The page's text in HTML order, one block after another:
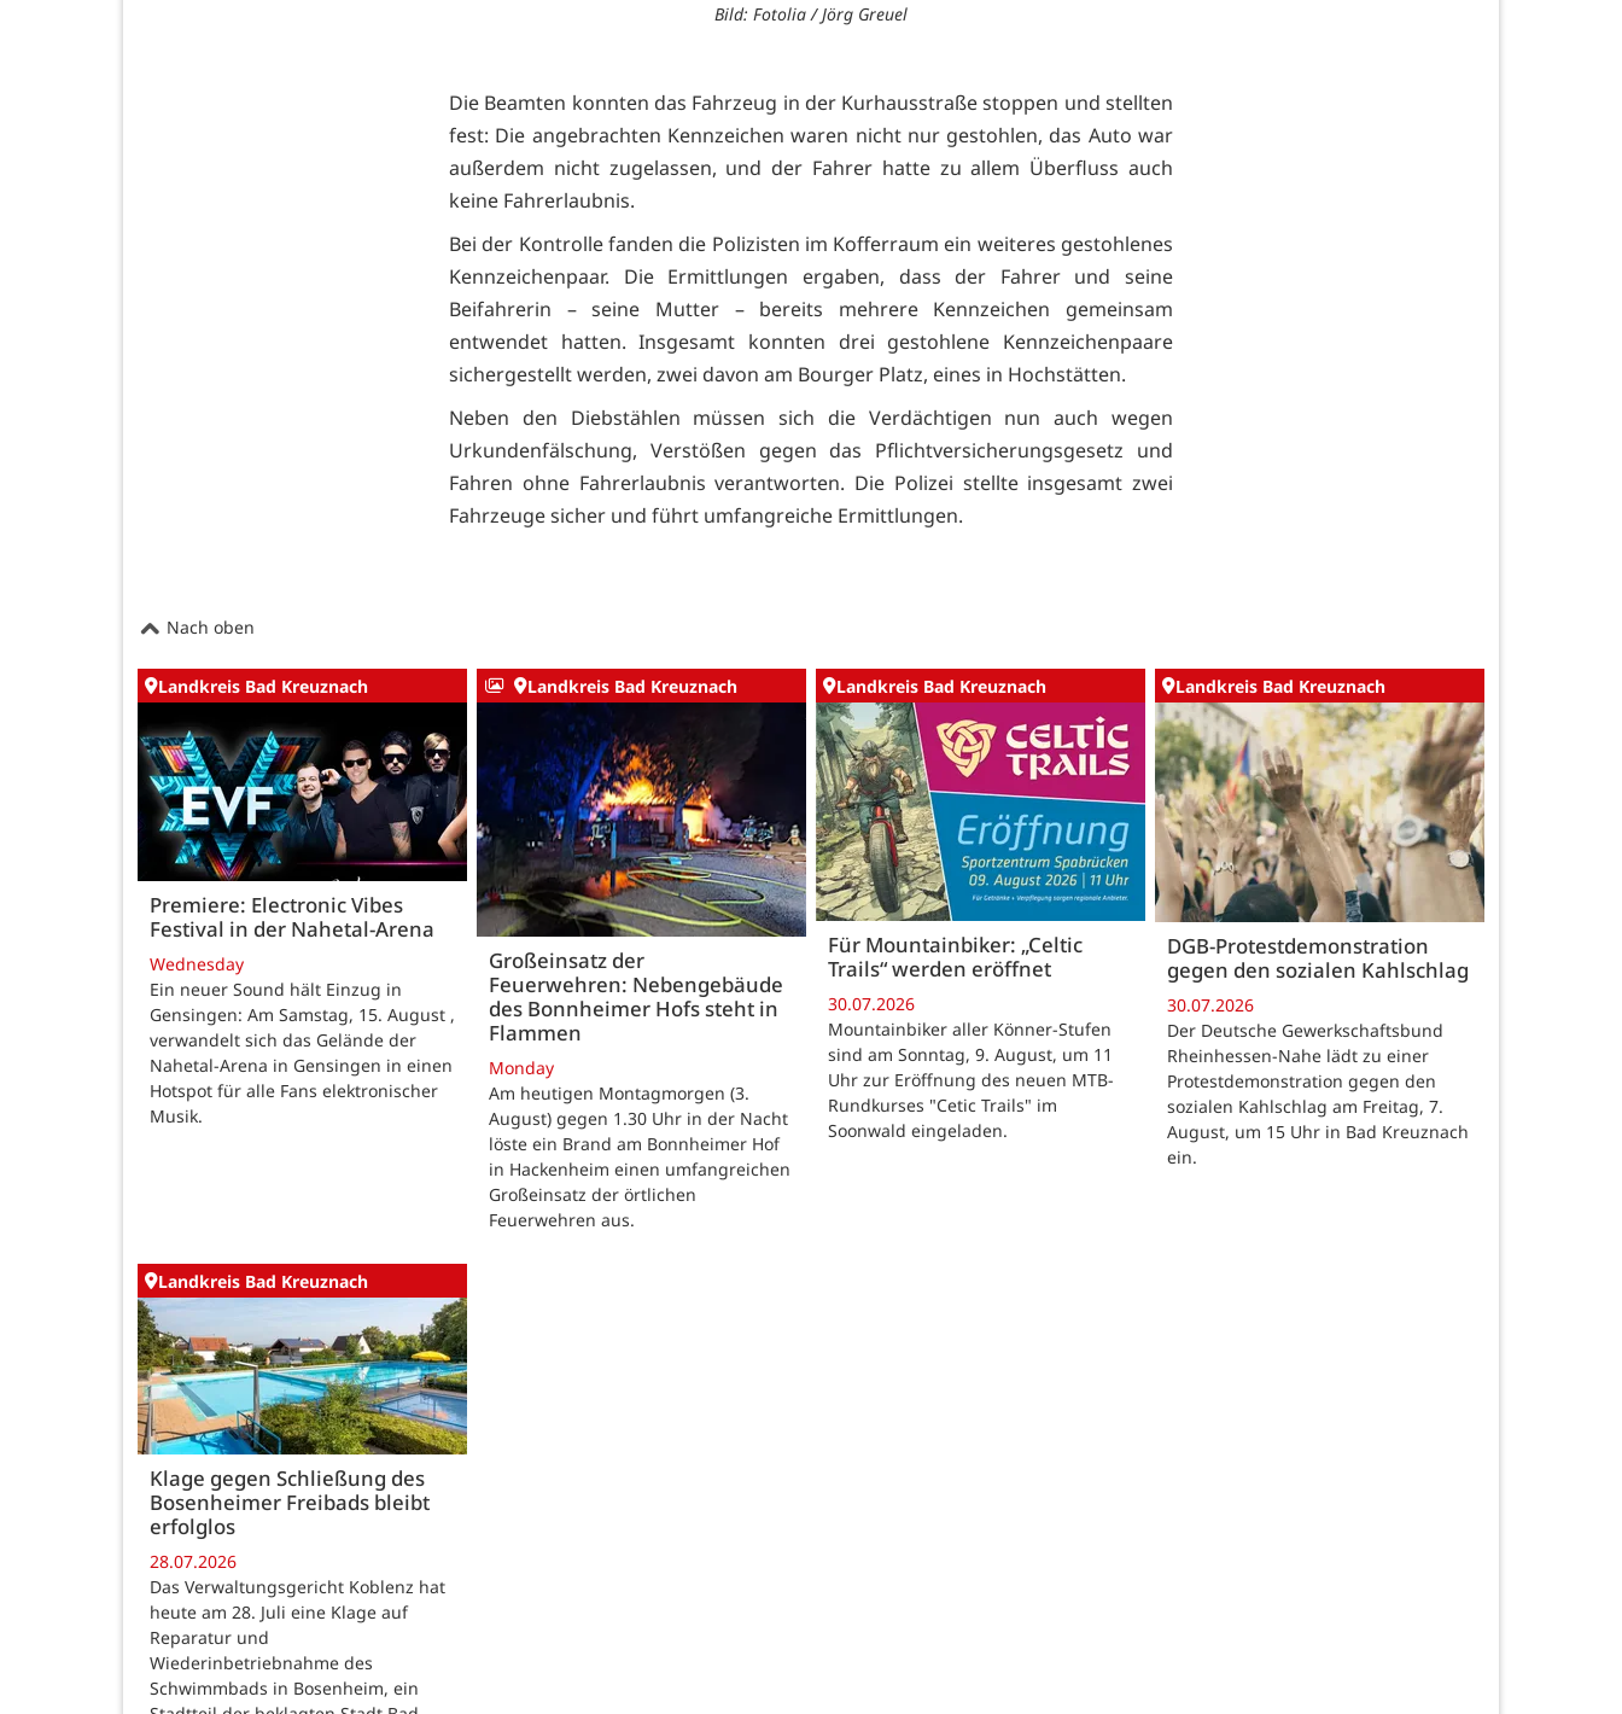
Bild: Fotolia / Jörg Greuel
Die Beamten konnten das Fahrzeug in der Kurhausstraße stoppen und stellten
fest: Die angebrachten Kennzeichen waren nicht nur gestohlen, das Auto war
außerdem nicht zugelassen, und der Fahrer hatte zu allem Überfluss auch
keine Fahrerlaubnis.
Bei der Kontrolle fanden die Polizisten im Kofferraum ein weiteres gestohlenes
Kennzeichenpaar. Die Ermittlungen ergaben, dass der Fahrer und seine
Beifahrerin – seine Mutter – bereits mehrere Kennzeichen gemeinsam
entwendet hatten. Insgesamt konnten drei gestohlene Kennzeichenpaare
sichergestellt werden, zwei davon am Bourger Platz, eines in Hochstätten.
Neben den Diebstählen müssen sich die Verdächtigen nun auch wegen
Urkundenfälschung, Verstößen gegen das Pflichtversicherungsgesetz und
Fahren ohne Fahrerlaubnis verantworten. Die Polizei stellte insgesamt zwei
Fahrzeuge sicher und führt umfangreiche Ermittlungen.
Nach oben
Landkreis Bad Kreuznach
Premiere: Electronic Vibes
Festival in der Nahetal-Arena
Wednesday
Ein neuer Sound hält Einzug in
Gensingen: Am Samstag, 15. August ,
verwandelt sich das Gelände der
Nahetal-Arena in Gensingen in einen
Hotspot für alle Fans elektronischer
Musik.
Landkreis Bad Kreuznach
Großeinsatz der
Feuerwehren: Nebengebäude
des Bonnheimer Hofs steht in
Flammen
Monday
Am heutigen Montagmorgen (3.
August) gegen 1.30 Uhr in der Nacht
löste ein Brand am Bonnheimer Hof
in Hackenheim einen umfangreichen
Großeinsatz der örtlichen
Feuerwehren aus.
Landkreis Bad Kreuznach
Für Mountainbiker: „Celtic
Trails“ werden eröffnet
30.07.2026
Mountainbiker aller Könner-Stufen
sind am Sonntag, 9. August, um 11
Uhr zur Eröffnung des neuen MTB-
Rundkurses "Cetic Trails" im
Soonwald eingeladen.
Landkreis Bad Kreuznach
DGB-Protestdemonstration
gegen den sozialen Kahlschlag
30.07.2026
Der Deutsche Gewerkschaftsbund
Rheinhessen-Nahe lädt zu einer
Protestdemonstration gegen den
sozialen Kahlschlag am Freitag, 7.
August, um 15 Uhr in Bad Kreuznach
ein.
Landkreis Bad Kreuznach
Klage gegen Schließung des
Bosenheimer Freibads bleibt
erfolglos
28.07.2026
Das Verwaltungsgericht Koblenz hat
heute am 28. Juli eine Klage auf
Reparatur und
Wiederinbetriebnahme des
Schwimmbads in Bosenheim, ein